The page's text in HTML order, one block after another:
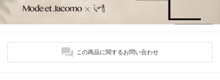
この商品に関するお問い合わせ